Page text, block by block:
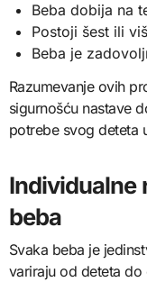
Beba dobija na
Postoji šest ili
Beba je
Razumevanje ovih
sigurnošću nastave
potrebe svog deteta
Individualne
beba
Svaka beba je
variraju od deteta